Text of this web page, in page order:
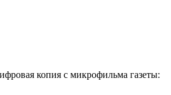
копия с микрофильма газеты: